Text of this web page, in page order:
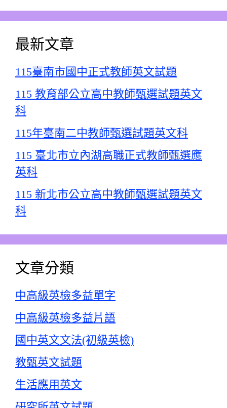
最新文章
115臺南市國中正式教師英文試題
115 教育部公立高中教師甄選試題英文
科
115年臺南二中教師甄選試題英文科
115 臺北市立內湖高職正式教師甄選應
英科
115 新北市公立高中教師甄選試題英文
科
文章分類
中高級英檢多益單字
中高級英檢多益片語
國中英文文法(初級英檢)
教甄英文試題
生活應用英文